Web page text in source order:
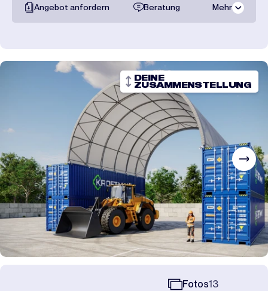
Angebot anfordern Beratung Mehr
Transportpreise
DEINE
ZUSAMMENSTELLUNG
Fotos13